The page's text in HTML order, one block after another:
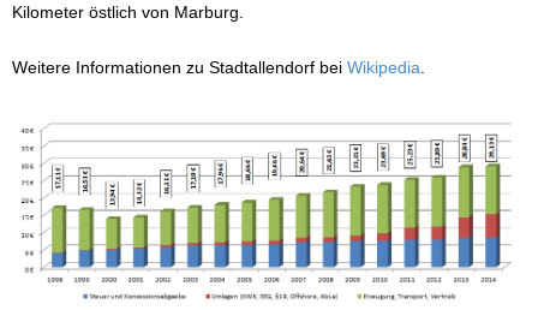
Kilometer östlich von Marburg.
Weitere Informationen zu Stadtallendorf bei Wikipedia